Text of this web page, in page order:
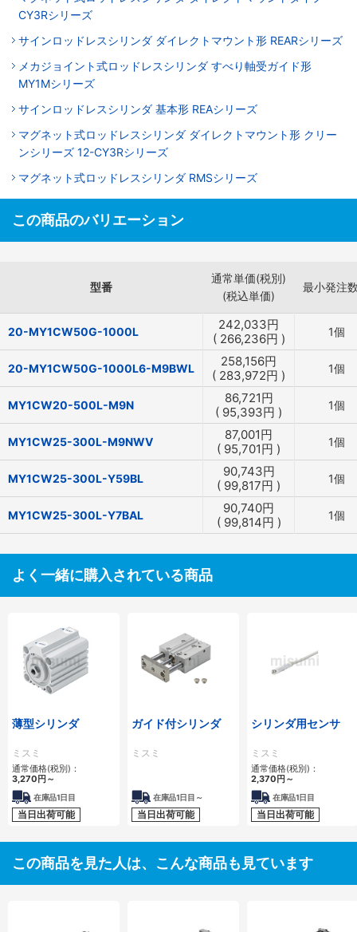
CY3Rシリーズ
サインロッドレスシリンダ ダイレクトマウント形 REARシリーズ
メカジョイント式ロッドレスシリンダ すべり軸受ガイド形
MY1Mシリーズ
サインロッドレスシリンダ 基本形 REAシリーズ
マグネット式ロッドレスシリンダ ダイレクトマウント形 クリー
ンシリーズ 12-CY3Rシリーズ
マグネット式ロッドレスシリンダ RMSシリーズ
この商品のバリエーション
型番
通常単価(税別)
(税込単価)
最小発注
20-MY1CW50G-1000L 242,033円
( 266,236円 ) 1個
20-MY1CW50G-1000L6-M9BWL 258,156円
( 283,972円 ) 1個
MY1CW20-500L-M9N 86,721円
( 95,393円 ) 1個
MY1CW25-300L-M9NWV 87,001円
( 95,701円 ) 1個
MY1CW25-300L-Y59BL 90,743円
( 99,817円 ) 1個
MY1CW25-300L-Y7BAL 90,740円
( 99,814円 ) 1個
よく一緒に購入されている商品
薄型シリンダ
ミスミ
通常価格(税別)：
3,270円～
在庫品1日目
当日出荷可能
ガイド付シリンダ
ミスミ
在庫品1日目～
当日出荷可能
シリンダ用センサ
ミスミ
通常価格(税別)：
2,370円～
在庫品1日目
当日出荷可能
この商品を見た人は、こんな商品も見ています